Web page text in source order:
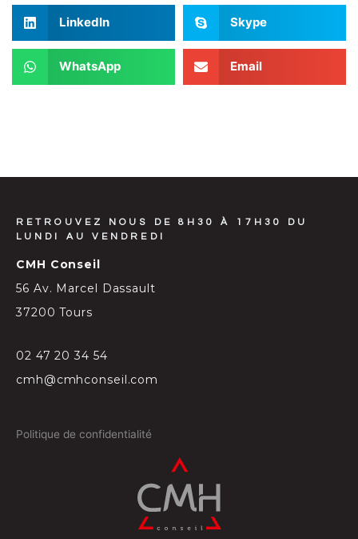
LinkedIn Skype
WhatsApp Email
RETROUVEZ NOUS DE 8H30 À 17H30 DU
LUNDI AU VENDREDI
CMH Conseil
56 Av. Marcel Dassault
37200 Tours
02 47 20 34 54
cmh@cmhconseil.com
Politique de confidentialité